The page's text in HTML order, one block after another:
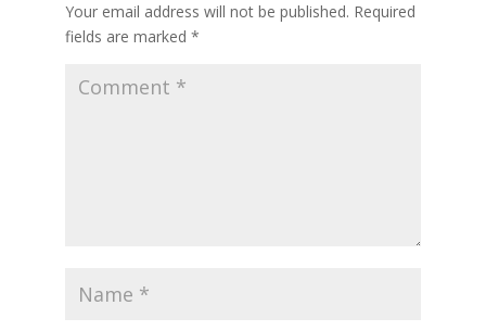
Your email address will not be published. Required
fields are marked *